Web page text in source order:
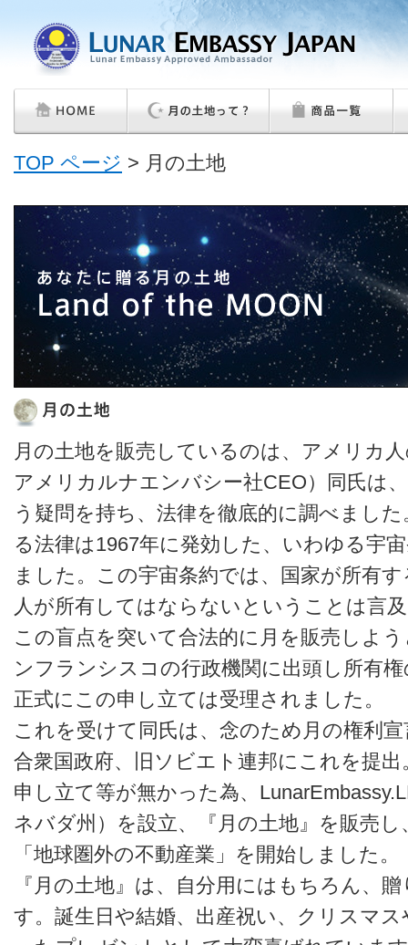
TOP ページ > 月の土地
月の土地を販売しているのは、アメリカ
アメリカルナエンバシー社CEO）同氏は
う疑問を持ち、法律を徹底的に調べまし
る法律は1967年に発効した、いわゆる宇
ました。この宇宙条約では、国家が所有
人が所有してはならないということは言
この盲点を突いて合法的に月を販売しよ
ンフランシスコの行政機関に出頭し所有
正式にこの申し立ては受理されました。
これを受けて同氏は、念のため月の権利
合衆国政府、旧ソビエト連邦にこれを提
申し立て等が無かった為、
ネバダ州）を設立、『月の土地』を販売
「地球圏外の不動産業」を開始しました。
『月の土地』は、自分用にはもちろん、
す。誕生日や結婚、出産祝い、クリスマ